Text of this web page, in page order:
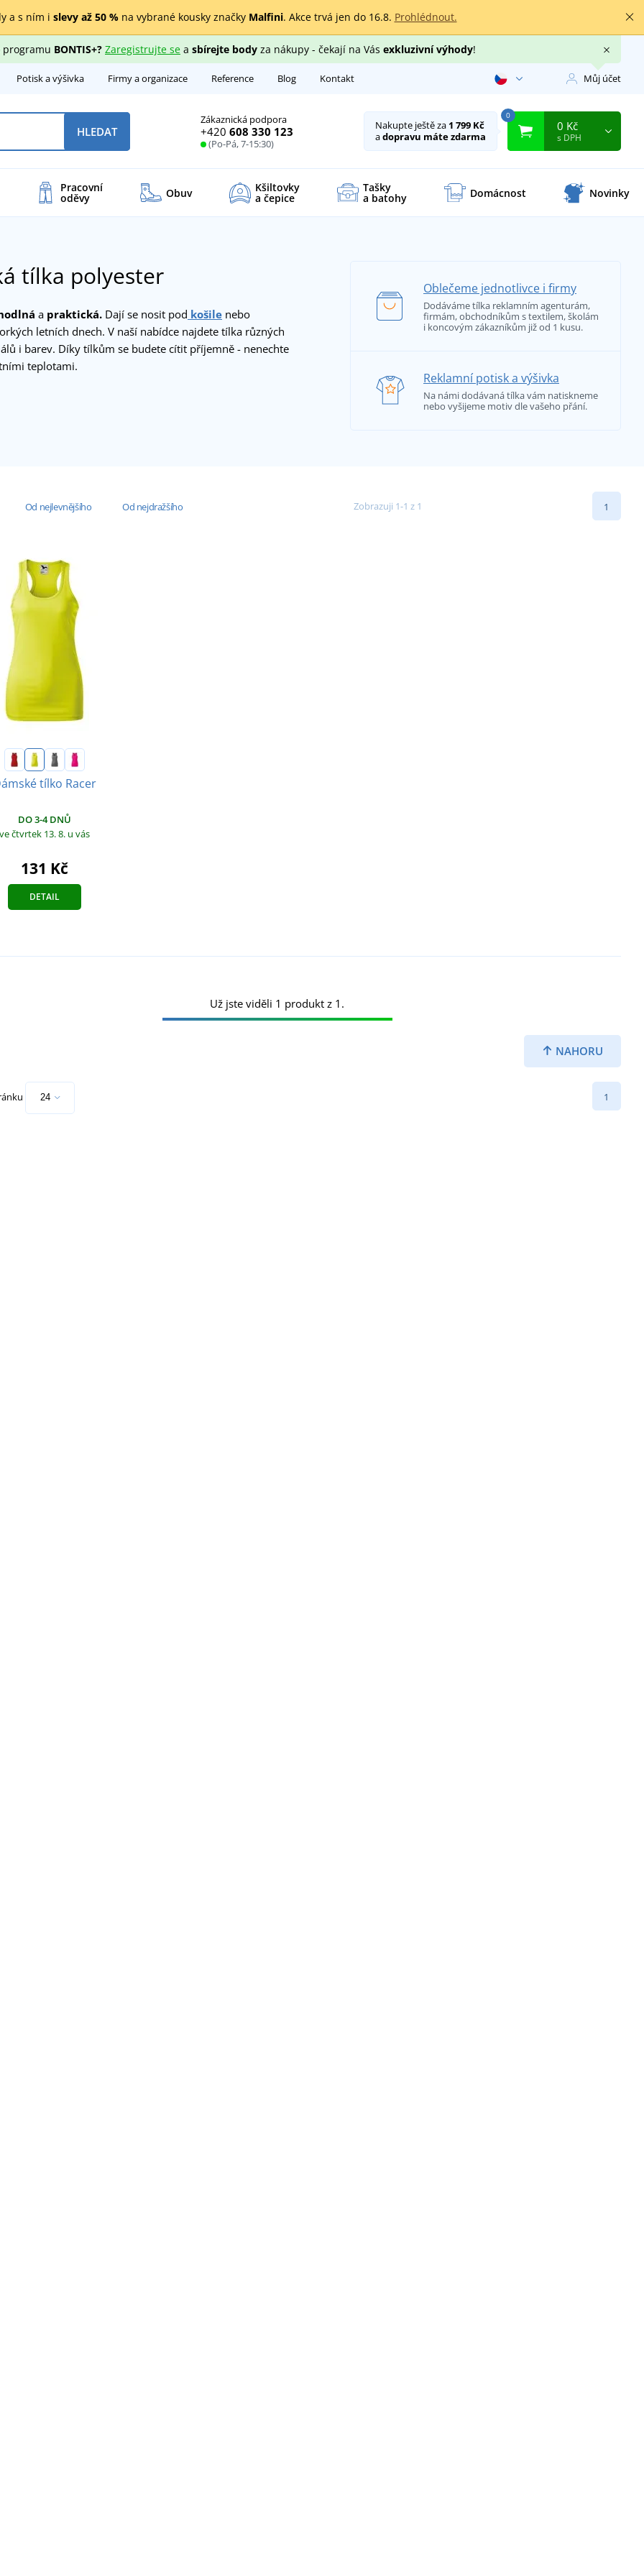
a s ním i slevy až 50 %na vybrané kousky značky Malfini. Akce trvá jen do 16.8. Prohlédnout.
programu BONTIS+? Zaregistrujte sea sbírejte bodyza nákupy - čekají na Vás exkluzivní výhody!
Potisk a výšivka Firmy a organizace Reference Blog Kontakt Můj účet
Zákaznická podpora
+420 608 330 123
(Po-Pá, 7-15:30)
HLEDAT Nakupte ještě za 1 799 Kč
adopravu máte zdarma
0
0 Kč
s DPH
Pracovní
oděvy Obuv Kšiltovky
a čepice
Tašky
a batohy Domácnost Novinky
tílka polyester
a praktická. Dají se nosit pod košile nebo
letních dnech. V naší nabídce najdete tílka různých
i barev. Díky tílkům se budete cítit příjemně - nenechte
teplotami.
Oblečeme jednotlivce i firmy
Dodáváme tílka reklamním agenturám,
firmám, obchodníkům s textilem, školám
i koncovým zákazníkům již od 1 kusu.
Reklamní potisk a výšivka
Na námi dodávaná tílka vám natiskneme
nebo vyšijeme motiv dle vašeho přání.
Od nejlevnějšího Od nejdražšího Zobrazuji 1-1 z 1 1
tílko Racer
DO 3-4 DNŮ
ve čtvrtek 13. 8. u vás
131 Kč
DETAIL
NAHORU
Už jste viděli 1 produkt z 1.
1